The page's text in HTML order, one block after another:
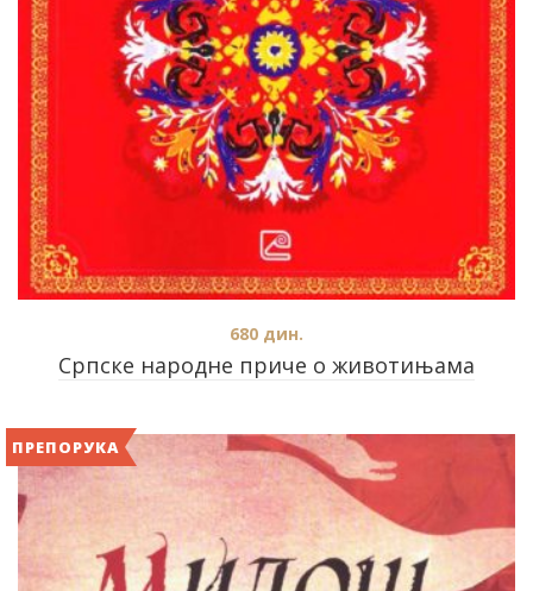
Српске народне приче о животињама
680 дин.
ПРЕПОРУКА